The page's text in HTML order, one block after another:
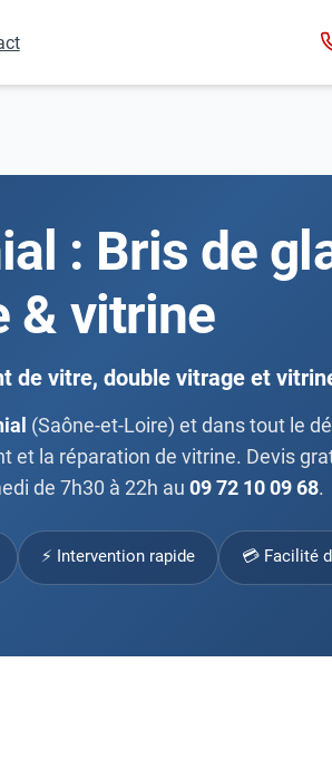
: Bris de
& vitrine
de vitre, double vitrage et
(Saône-et-Loire) et dans tout le
la réparation de vitrine. Devis
de 7h30 à 22h au 09 72 10 09 68.
⚡ Intervention rapide 💳 Facilité